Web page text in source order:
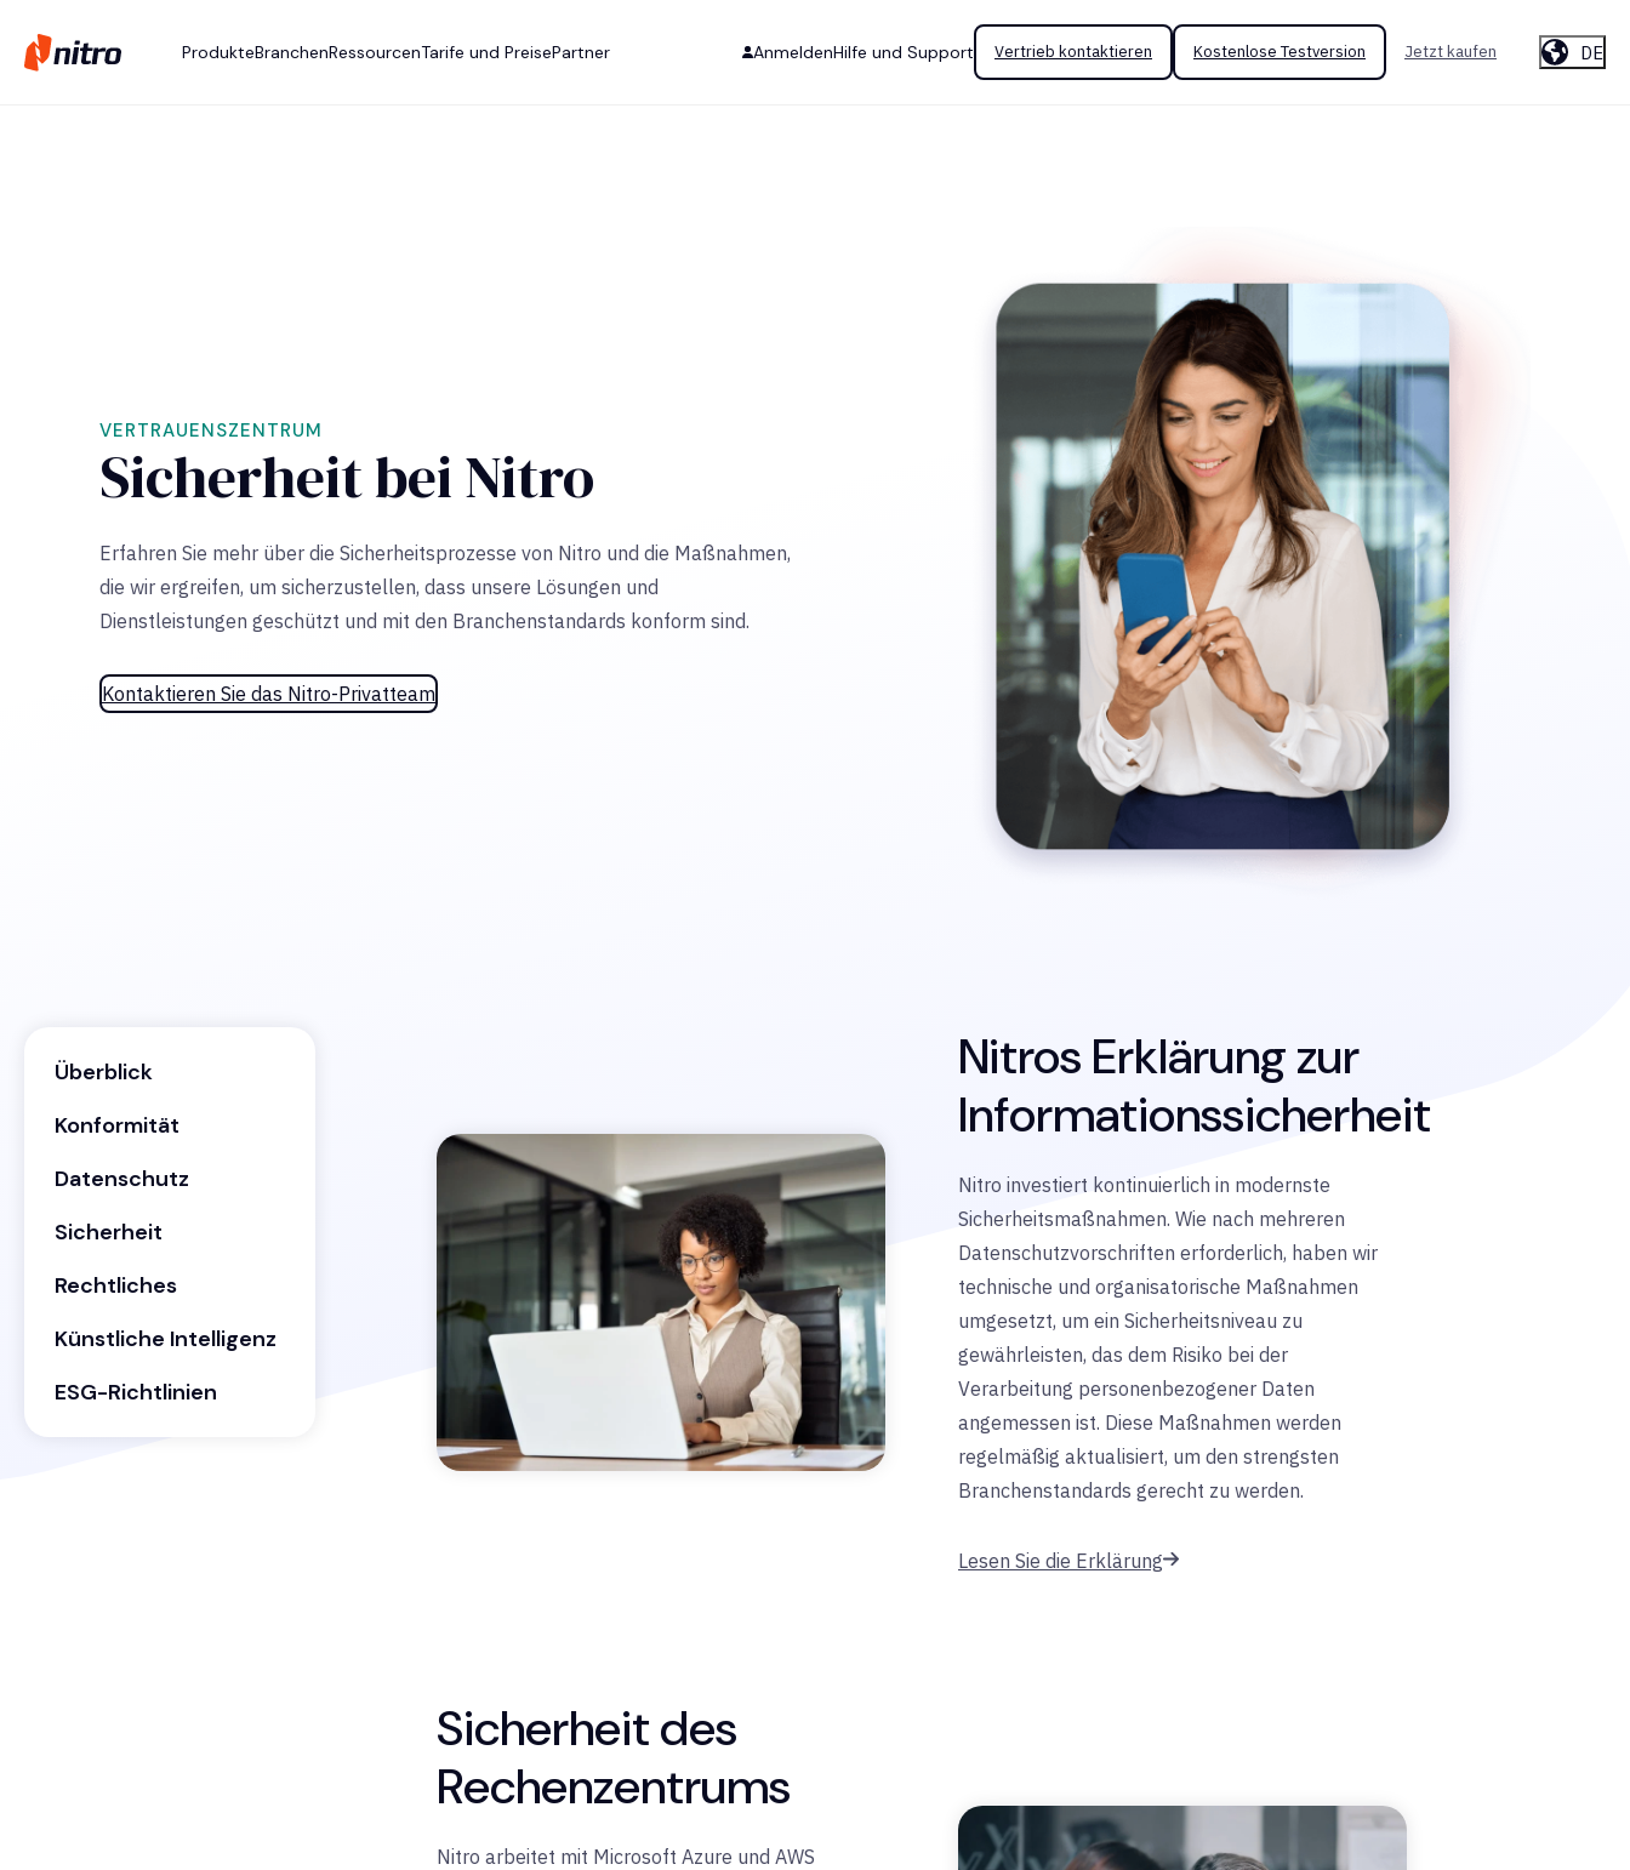
ProdukteBranchenRessourcenTarife und PreisePartner AnmeldenHilfe und Support Vertrieb kontaktieren Kostenlose Testversion Jetzt kaufen DE
VERTRAUENSZENTRUM
Sicherheit bei Nitro
Erfahren Sie mehr über die Sicherheitsprozesse von Nitro und die Maßnahmen,
die wir ergreifen, um sicherzustellen, dass unsere Lösungen und
Dienstleistungen geschützt und mit den Branchenstandards konform sind.
Kontaktieren Sie das Nitro-Privatteam
Überblick
Konformität
Datenschutz
Sicherheit
Rechtliches
Künstliche Intelligenz
ESG-Richtlinien
Nitros Erklärung zur
Informationssicherheit
Nitro investiert kontinuierlich in modernste
Sicherheitsmaßnahmen. Wie nach mehreren
Datenschutzvorschriften erforderlich, haben wir
technische und organisatorische Maßnahmen
umgesetzt, um ein Sicherheitsniveau zu
gewährleisten, das dem Risiko bei der
Verarbeitung personenbezogener Daten
angemessen ist. Diese Maßnahmen werden
regelmäßig aktualisiert, um den strengsten
Branchenstandards gerecht zu werden.
Lesen Sie die Erklärung
Sicherheit des
Rechenzentrums
Nitro arbeitet mit Microsoft Azure und AWS